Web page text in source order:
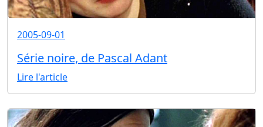
2005-09-01
Série noire, de Pascal Adant
Lire l'article